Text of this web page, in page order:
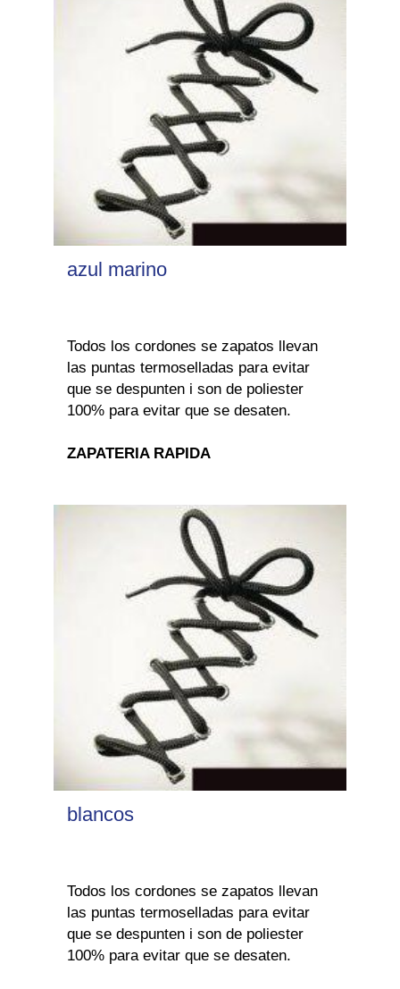
azul marino
Todos los cordones se zapatos llevan
las puntas termoselladas para evitar
que se despunten i son de poliester
100% para evitar que se desaten.
ZAPATERIA RAPIDA
blancos
Todos los cordones se zapatos llevan
las puntas termoselladas para evitar
que se despunten i son de poliester
100% para evitar que se desaten.